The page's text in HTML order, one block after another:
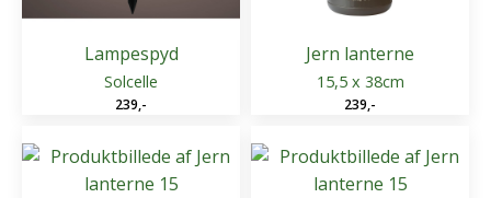
Lampespyd
Solcelle
239,-
Jern lanterne
15,5 x 38cm
239,-